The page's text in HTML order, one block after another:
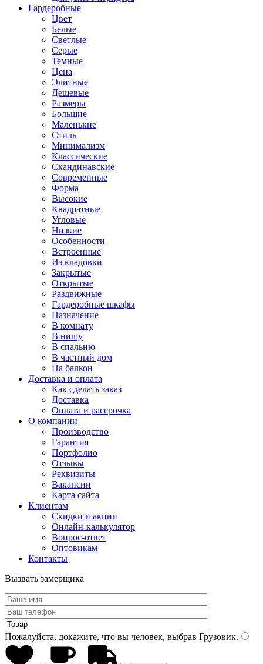
Гардеробные
Цвет
Белые
Светлые
Серые
Темные
Цена
Элитные
Дешевые
Размеры
Большие
Маленькие
Стиль
Минимализм
Классические
Скандинавские
Современные
Форма
Высокие
Квадратные
Угловые
Низкие
Особенности
Встроенные
Из кладовки
Закрытые
Открытые
Раздвижные
Гардеробные шкафы
Назначение
В комнату
В нишу
В спальню
В частный дом
На балкон
Доставка и оплата
Как сделать заказ
Доставка
Оплата и рассрочка
О компании
Производство
Гарантия
Портфолио
Отзывы
Реквизиты
Вакансии
Карта сайта
Клиентам
Скидки и акции
Онлайн-калькулятор
Вопрос-ответ
Оптовикам
Контакты
Вызвать замерщика
Пожалуйста, докажите, что вы человек, выбрав Грузовик.